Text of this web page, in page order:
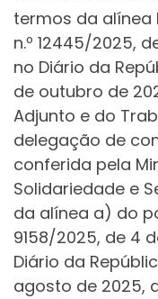
termos da
n.º 12445/2025,
no Diário da
de outubro de
Adjunto e do
delegação de
conferida pela
Solidariedade e
da alínea a) do
9158/2025, de 4
Diário da
agosto de 2025,